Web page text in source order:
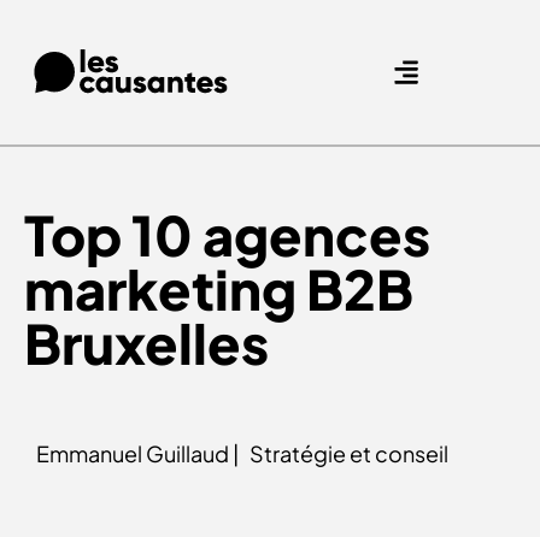
Top 10 agences
marketing B2B
Bruxelles
Emmanuel Guillaud | Stratégie et conseil